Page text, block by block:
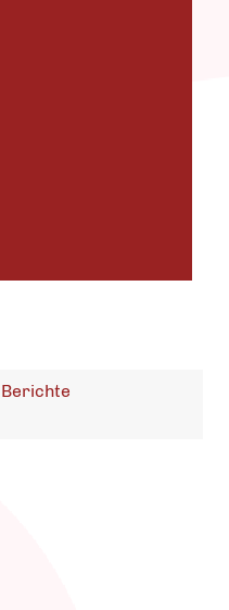
Berichte